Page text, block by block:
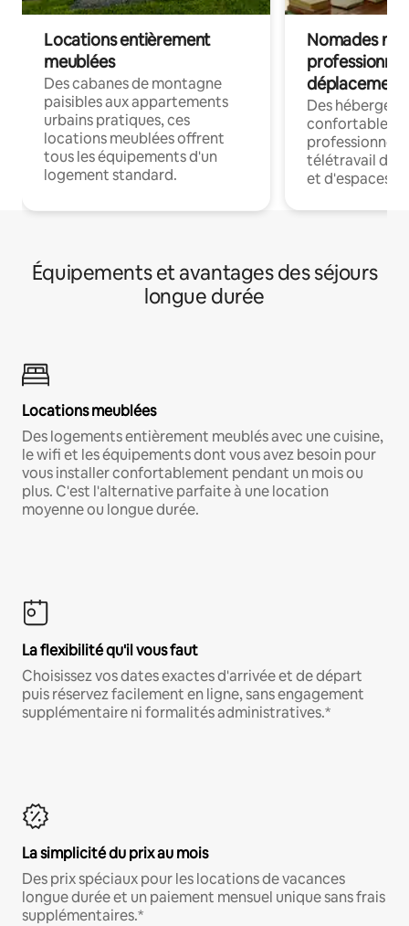
Locations entièrement
meublées
Des cabanes de montagne
paisibles aux appartements
urbains pratiques, ces
locations meublées offrent
tous les équipements d'un
logement standard.
Nomades
déplacement
Des
confortables
professionnels
télétravail
et d'espaces
Équipements et avantages des séjours
longue durée
Locations meublées
Des logements entièrement meublés avec une cuisine,
le wifi et les équipements dont vous avez besoin pour
vous installer confortablement pendant un mois ou
plus. C'est l'alternative parfaite à une location
moyenne ou longue durée.
La flexibilité qu'il vous faut
Choisissez vos dates exactes d'arrivée et de départ
puis réservez facilement en ligne, sans engagement
supplémentaire ni formalités administratives.*
La simplicité du prix au mois
Des prix spéciaux pour les locations de vacances
longue durée et un paiement mensuel unique sans frais
supplémentaires.*